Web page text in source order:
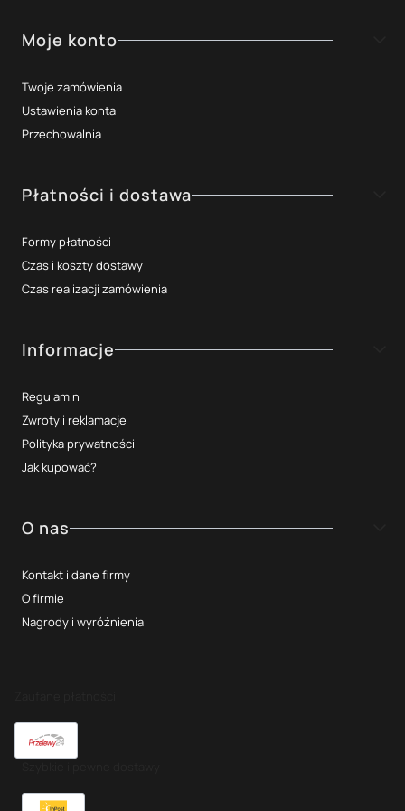
Moje konto
Twoje zamówienia
Ustawienia konta
Przechowalnia
Płatności i dostawa
Formy płatności
Czas i koszty dostawy
Czas realizacji zamówienia
Informacje
Regulamin
Zwroty i reklamacje
Polityka prywatności
Jak kupować?
O nas
Kontakt i dane firmy
O firmie
Nagrody i wyróżnienia